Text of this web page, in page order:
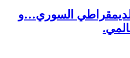
السوري…و